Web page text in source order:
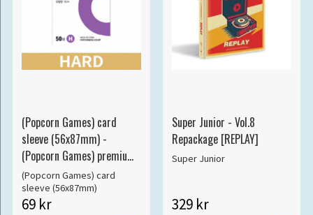
(Popcorn Games) card
sleeve (56x87mm) -
(Popcorn Games) premium
card sleeve hard
(Popcorn Games) card
sleeve (56x87mm)
69 kr
Super Junior - Vol.8
Repackage [REPLAY]
Super Junior
329 kr